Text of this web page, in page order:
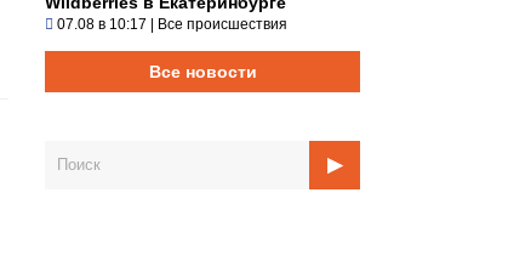
07.08 в 10:17 | Все происшествия
Все новости